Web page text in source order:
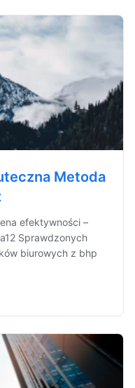
Metoda
efektywności –
Sprawdzonych
biurowych z bhp